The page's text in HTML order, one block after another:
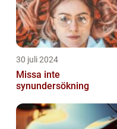
30 juli 2024
Missa inte
synundersökning